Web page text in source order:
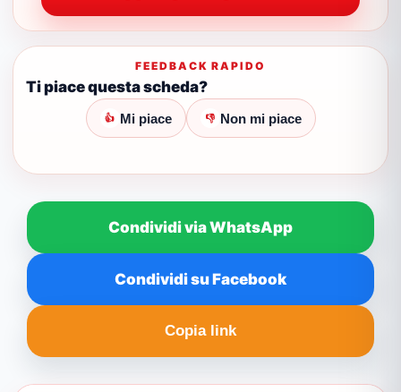
FEEDBACK RAPIDO
Ti piace questa scheda?
👍 Mi piace 👎 Non mi piace
Condividi via WhatsApp
Condividi su Facebook
Copia link